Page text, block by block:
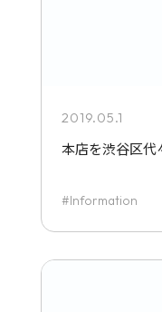
2019.05.1
本店を渋谷区代
Information